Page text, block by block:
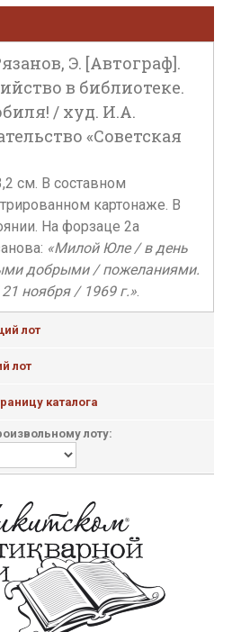
Э. [Автограф].
в библиотеке.
/ худ. И.А.
«Советская
см. В составном
картонаже. В
На форзаце 2а
«Милой Юле / в день
добрыми / пожеланиями.
ноября / 1969 г.».
лот
лот
каталога
лоту: